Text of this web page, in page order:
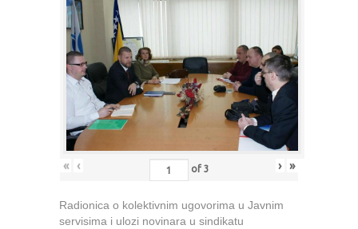
« ‹ of 3 › »
Radionica o kolektivnim ugovorima u Javnim
servisima i ulozi novinara u sindikatu